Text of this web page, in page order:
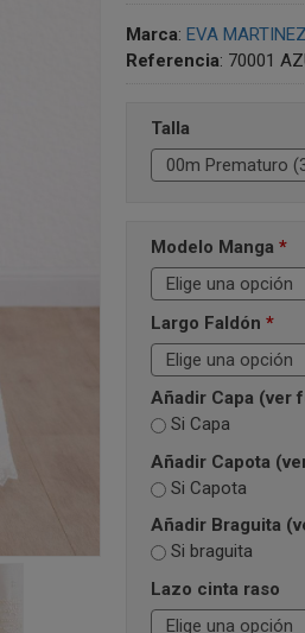
Marca: EVA
Referencia: 70001
Talla
Modelo Manga *
Largo Faldón *
Añadir Capa (ver
Si Capa
Añadir Capota
Si Capota
Añadir Braguita
Si braguita
Lazo cinta raso